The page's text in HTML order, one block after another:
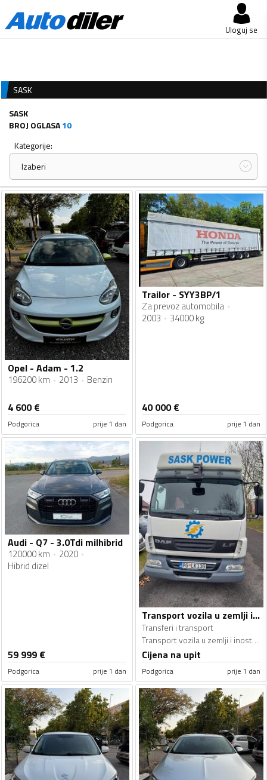
Uloguj se
SASK
SASK
BROJ OGLASA10
Kategorije:
Izaberi
Opel - Adam - 1.2
196200 km 2013 Benzin
4 600€
Podgorica prije 1 dan
Trailor - SYY3BP/1
Za prevoz automobila
2003
34000 kg
40 000€
Podgorica prije 1 dan
Audi - Q7 - 3.0Tdi milhibrid
120000 km
2020
Hibrid dizel
59 999 €
Podgorica prije 1 dan
Transport vozila u zemlji i inostranstvu - Transferi i transport
Transferi i transport
Transport vozila u zemlji i inostranstvu
Cijena na upit
Podgorica prije 1 dan